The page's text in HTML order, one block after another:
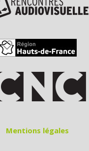
Mentions légales